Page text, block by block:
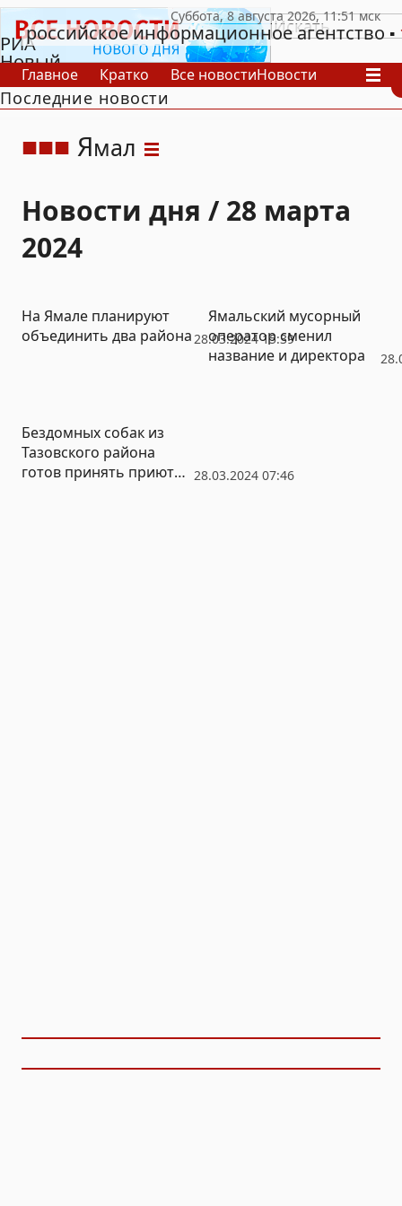
РИА
Новый
День
российское информационное агентство
Главное Кратко Все новостиНовости
В России
В мире
Последние новости
Ямал
Новости дня / 28 марта
2024
28.03.2024 15:39
На Ямале планируют
объединить два района
Ямальский мусорный
оператор сменил
название и директора
28.03.2024 07:46
Бездомных собак из
Тазовского района
готов принять приют